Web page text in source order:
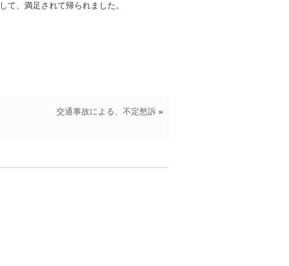
て、満足されて帰られました。
交通事故による、不定愁訴 »